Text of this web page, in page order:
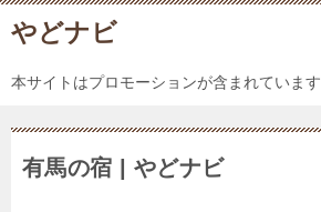
やどナビ
本サイトはプロモーションが含まれています
有馬の宿 | やどナビ